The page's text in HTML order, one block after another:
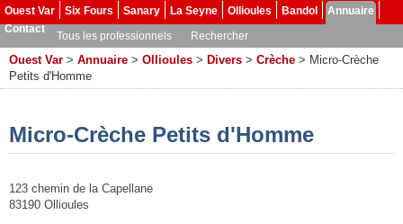
Ouest Var Six Fours Sanary La Seyne Ollioules Bandol
Annuaire
Contact
Tous les professionnels Rechercher
Ouest Var > Annuaire > Ollioules > Divers > Crèche > Micro-Crèche
Petits d'Homme
Micro-Crèche Petits d'Homme
123 chemin de la Capellane
83190 Ollioules